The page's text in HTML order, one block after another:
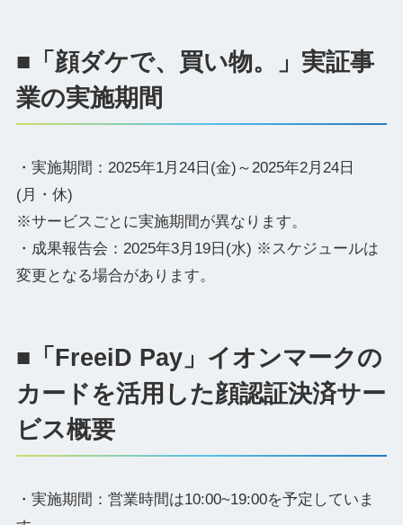
■「顔ダケで、買い物。」実証事
業の実施期間
・実施期間：2025年1月24日(金)～2025年2月24日
(月・休)
※サービスごとに実施期間が異なります。
・成果報告会：2025年3月19日(水) ※スケジュールは
変更となる場合があります。
■「FreeiD Pay」イオンマークの
カードを活用した顔認証決済サー
ビス概要
・実施期間：営業時間は10:00~19:00を予定していま